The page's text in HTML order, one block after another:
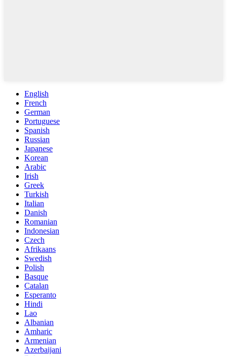
English
French
German
Portuguese
Spanish
Russian
Japanese
Korean
Arabic
Irish
Greek
Turkish
Italian
Danish
Romanian
Indonesian
Czech
Afrikaans
Swedish
Polish
Basque
Catalan
Esperanto
Hindi
Lao
Albanian
Amharic
Armenian
Azerbaijani